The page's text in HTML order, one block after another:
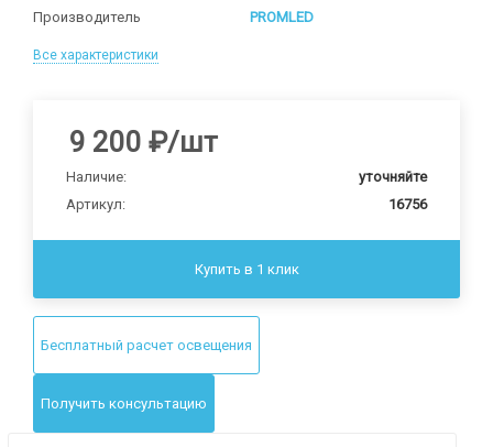
Производитель
PROMLED
Все характеристики
9 200 ₽/шт
Наличие:
уточняйте
Артикул:
16756
Купить в 1 клик
Бесплатный расчет освещения
Получить консультацию